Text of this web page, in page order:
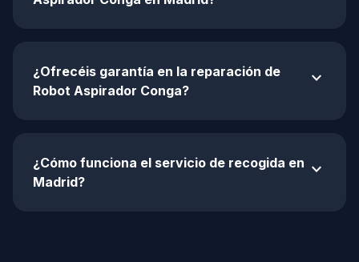
¿Ofrecéis garantía en la reparación de
Robot Aspirador Conga?
expand_more
¿Cómo funciona el servicio de recogida en
Madrid?
expand_more